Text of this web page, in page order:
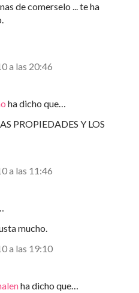
de comerselo ... te ha
a las 20:46
ha dicho que…
PROPIEDADES Y LOS
a las 11:46
mucho.
a las 19:10
ha dicho que…